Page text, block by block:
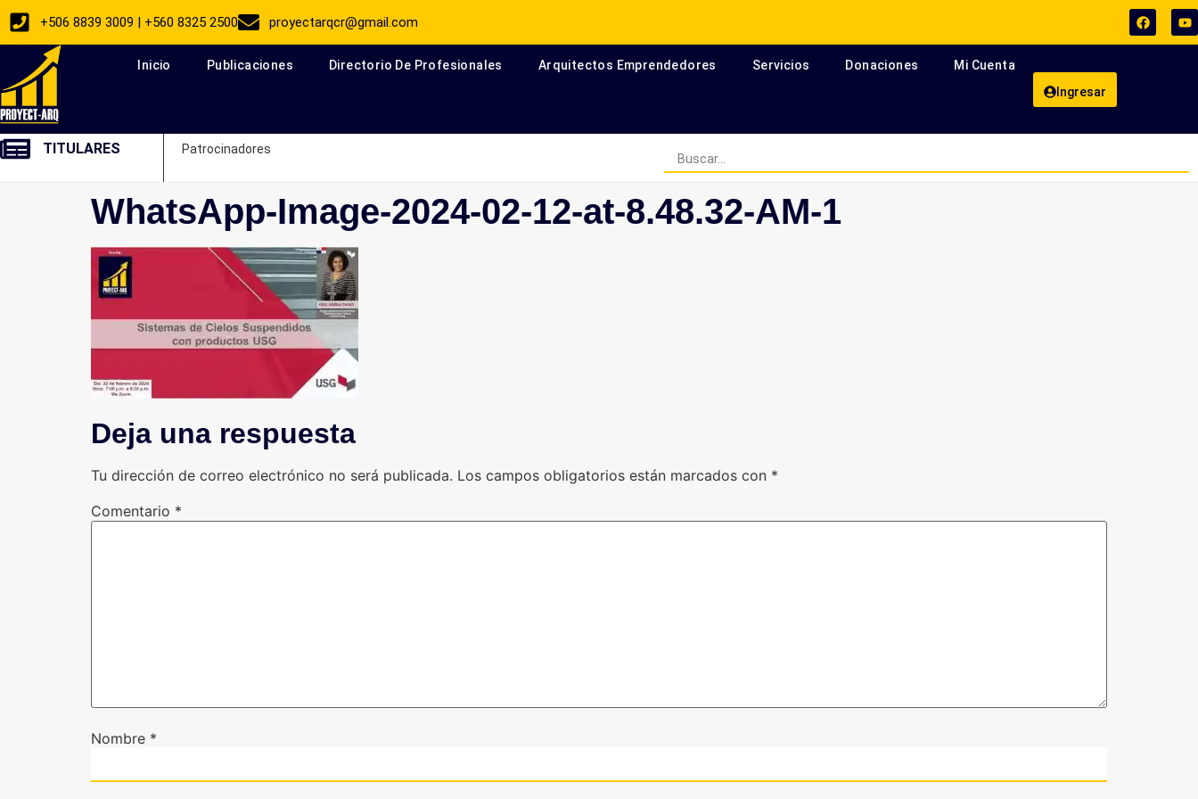
+506 8839 3009 | +560 8325 2500 proyectarqcr@gmail.com
Inicio Publicaciones Directorio De Profesionales Arquitectos Emprendedores Servicios Donaciones
Mi Cuenta
Ingresar
TITULARES Patrocinadores
WhatsApp-Image-2024-02-12-at-8.48.32-AM-1
Deja una respuesta
Tu dirección de correo electrónico no será publicada. Los campos obligatorios están marcados con *
Comentario *
Nombre *